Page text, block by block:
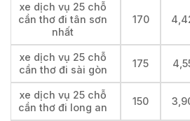
xe dịch vụ 25 chỗ
cần thơ đi tân sơn
nhất
170
xe dịch vụ 25 chỗ
cần thơ đi sài gòn
175
xe dịch vụ 25 chỗ
cần thơ đi long an
150